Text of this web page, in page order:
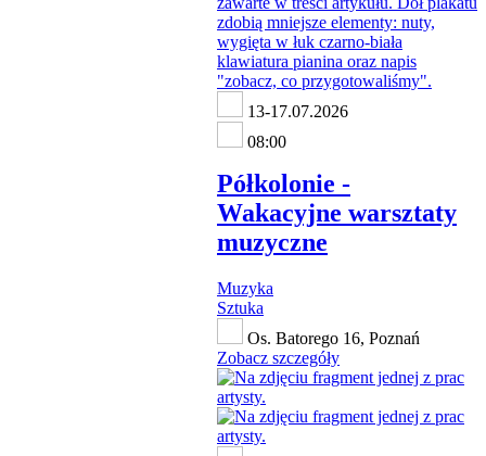
13-17.07.2026
08:00
Półkolonie -
Wakacyjne warsztaty
muzyczne
Muzyka
Sztuka
Os. Batorego 16, Poznań
Zobacz szczegóły